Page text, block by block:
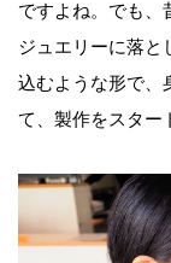
ですよね。でも、
ジュエリーに落と
込むような形で、
て、製作をスター